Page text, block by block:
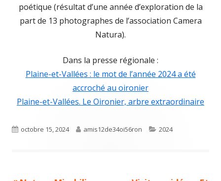
poétique (résultat d’une année d’exploration de la
part de 13 photographes de l’association Camera
Natura).
Dans la presse régionale :
Plaine-et-Vallées : le mot de l’année 2024 a été
accroché au oironier
Plaine-et-Vallées. Le Oironier, arbre extraordinaire
Published
octobre 15, 2024 Author
amis12de34oi56ron Categories
2024